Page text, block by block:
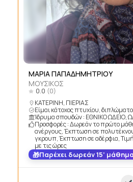
MΑΡΙΑ ΠΑΠΑΔΗΜΗΤΡΙΟΥ
ΜΟΥΣΙΚΟΣ
0.0 (0)
ΚΑΤΕΡΙΝΗ, ΠΙΕΡΙΑΣ
Είμαι κάτοχος πτυχίου,
Ίδρυμα σπουδών : ΕΘΝΙΚΟ ΩΔΕΙΟ,
Προσφορές : Δωρεάν το πρώτο
ανέργους, Έκπτωση σε
γκρουπ, Έκπτωση σε αδέρφια,
με τις ώρες
Παρέχει δωρεάν 15’